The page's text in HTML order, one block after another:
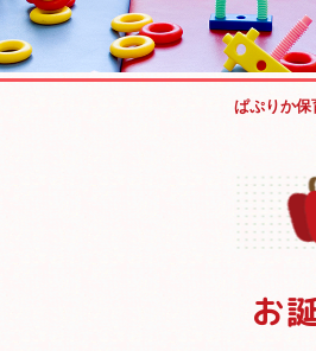
ぱぷりか保
お